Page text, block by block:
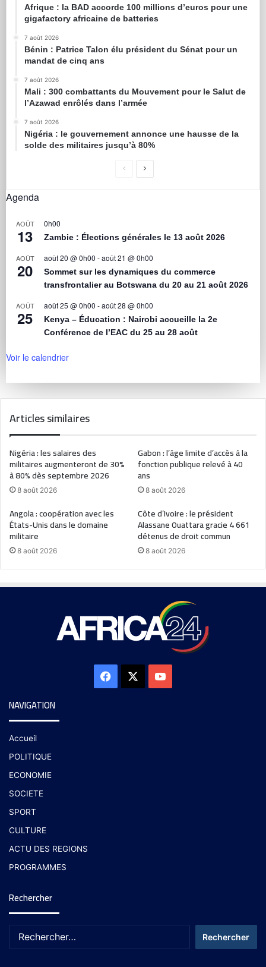
Afrique : la BAD accorde 100 millions d’euros pour une
gigafactory africaine de batteries
7 août 2026
Bénin : Patrice Talon élu président du Sénat pour un
mandat de cinq ans
7 août 2026
Mali : 300 combattants du Mouvement pour le Salut de
l’Azawad enrôlés dans l’armée
7 août 2026
Nigéria : le gouvernement annonce une hausse de la
solde des militaires jusqu’à 80%
Agenda
AOÛT
13
0h00
Zambie : Élections générales le 13 août 2026
AOÛT
20
août 20 @ 0h00 -août 21 @ 0h00
Sommet sur les dynamiques du commerce
transfrontalier au Botswana du 20 au 21 août 2026
AOÛT
25
août 25 @ 0h00 -août 28 @ 0h00
Kenya – Éducation : Nairobi accueille la 2e
Conférence de l’EAC du 25 au 28 août
Voir le calendrier
Articles similaires
Nigéria : les salaires des
militaires augmenteront de 30%
à 80% dès septembre 2026
8 août 2026
Gabon : l’âge limite d’accès à la
fonction publique relevé à 40
ans
8 août 2026
Angola : coopération avec les
États-Unis dans le domaine
militaire
8 août 2026
Côte d’Ivoire : le président
Alassane Ouattara gracie 4 661
détenus de droit commun
8 août 2026
NAVIGATION
Accueil
POLITIQUE
ECONOMIE
SOCIETE
SPORT
CULTURE
ACTU DES REGIONS
PROGRAMMES
Rechercher